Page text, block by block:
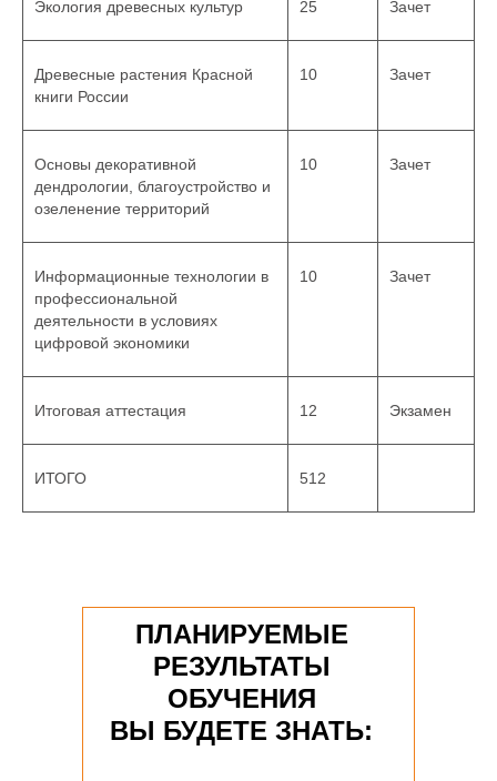
Экология древесных культур 25 Зачет
Древесные растения Красной
книги России
10 Зачет
Основы декоративной
дендрологии, благоустройство и
озеленение территорий
10 Зачет
Информационные технологии в
профессиональной
деятельности в условиях
цифровой экономики
10 Зачет
Итоговая аттестация 12 Экзамен
ИТОГО 512
ПЛАНИРУЕМЫЕ
РЕЗУЛЬТАТЫ
ОБУЧЕНИЯ
ВЫ БУДЕТЕ ЗНАТЬ: